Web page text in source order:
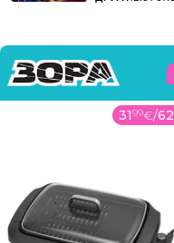
3199€/62